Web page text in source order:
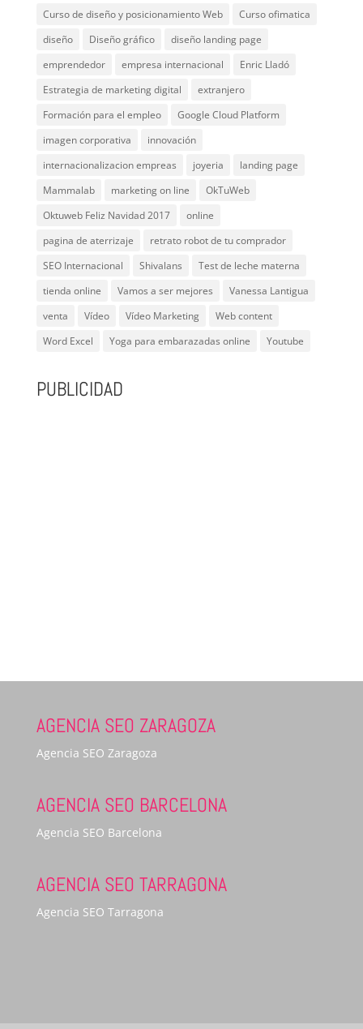
Curso de diseño y posicionamiento Web
Curso ofimatica
diseño
Diseño gráfico
diseño landing page
emprendedor
empresa internacional
Enric Lladó
Estrategia de marketing digital
extranjero
Formación para el empleo
Google Cloud Platform
imagen corporativa
innovación
internacionalizacion empreas
joyeria
landing page
Mammalab
marketing on line
OkTuWeb
Oktuweb Feliz Navidad 2017
online
pagina de aterrizaje
retrato robot de tu comprador
SEO Internacional
Shivalans
Test de leche materna
tienda online
Vamos a ser mejores
Vanessa Lantigua
venta
Vídeo Vídeo Marketing
Web content
Word Excel
Yoga para embarazadas online Youtube
PUBLICIDAD
AGENCIA SEO ZARAGOZA
Agencia SEO Zaragoza
AGENCIA SEO BARCELONA
Agencia SEO Barcelona
AGENCIA SEO TARRAGONA
Agencia SEO Tarragona